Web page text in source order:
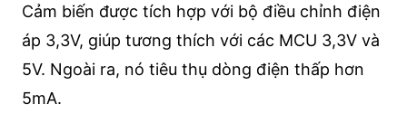
Cảm biến được tích hợp với bộ điều chỉnh điện
áp 3,3V, giúp tương thích với các MCU 3,3V và
5V. Ngoài ra, nó tiêu thụ dòng điện thấp hơn
5mA.